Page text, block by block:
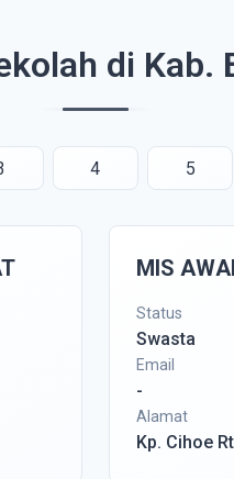
di Kab.
4 5
MIS
Status
Swasta
Email
-
Alamat
Kp. Cihoe